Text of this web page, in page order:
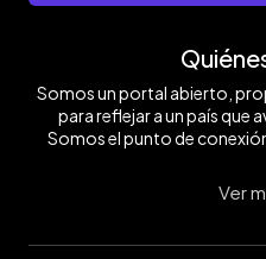
Somos un portal abierto,
para reflejar a un país que
Somos el punto de
Ver